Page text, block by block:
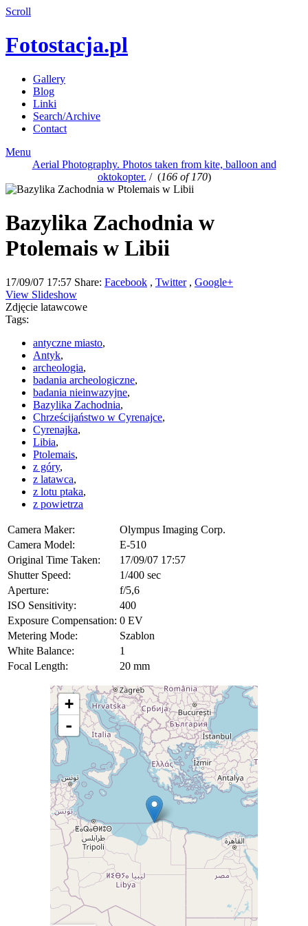
Scroll
Fotostacja.pl
Gallery
Blog
Linki
Search/Archive
Contact
Menu
Aerial Photography. Photos taken from kite, balloon and
oktokopter. / (166 of 170)
Bazylika Zachodnia w
Ptolemais w Libii
17/09/07 17:57 Share: Facebook , Twitter, Google+
View Slideshow
Zdjęcie latawcowe
Tags:
antyczne miasto,
Antyk,
archeologia,
badania archeologiczne,
badania nieinwazyjne,
Bazylika Zachodnia,
Chrześcijaństwo w Cyrenajce,
Cyrenajka,
Libia,
Ptolemais,
z góry,
z latawca,
z lotu ptaka,
z powietrza
Camera Maker:
Olympus Imaging Corp.
Camera Model:
E-510
Original Time Taken:
17/09/07 17:57
Shutter Speed:
1/400 sec
Aperture:
f/5,6
ISO Sensitivity:
400
Exposure Compensation: 0 EV
Metering Mode:
Szablon
White Balance:
1
Focal Length:
20 mm
+
-